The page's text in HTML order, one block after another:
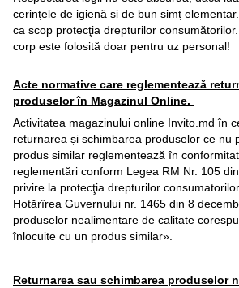
cerințele de igienă și de bun simț
ca scop protecţia drepturilor
corp este folosită doar pentru uz personal!
Acte normative care reglementează
produselor în Magazinul Online.
Activitatea magazinului online Invito.md în
returnarea și schimbarea produselor ce nu
produs similar reglementează în
reglementări conform Legea RM Nr. 105
privire la protecţia drepturilor
Hotărîrea Guvernului nr. 1465 din 8
produselor nealimentare de calitate
înlocuite cu un produs similar».
Returnarea sau schimbarea produselor